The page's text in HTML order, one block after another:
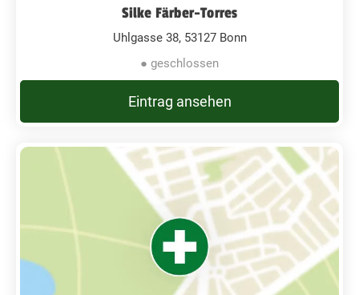
Silke Färber-Torres
Uhlgasse 38, 53127 Bonn
● geschlossen
Eintrag ansehen